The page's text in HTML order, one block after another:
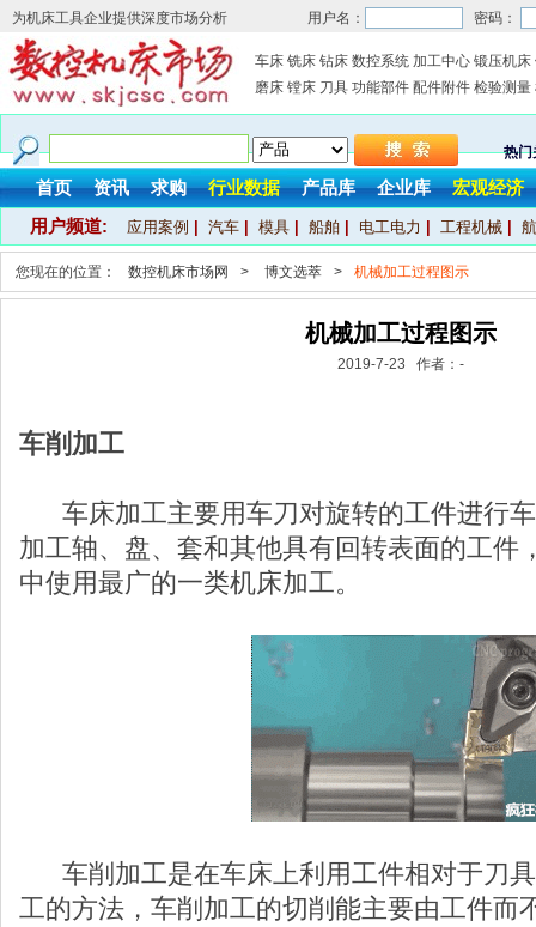
为机床工具企业提供深度市场分析 用户名： 密码：
车床 铣床 钻床 数控系统 加工中心 锻压机床
磨床 镗床 刀具 功能部件 配件附件 检验测量
热门
首页 资讯 求购 行业数据 产品库 企业库 宏观经济
用户频道: 应用案例 汽车 模具 船舶 电工电力 工程机械
您现在的位置： 数控机床市场网 > 博文选萃 > 机械加工过程图示
机械加工过程图示
2019-7-23 作者：-
车削加工
车床加工主要用车刀对旋转的工件进行
加工轴、盘、套和其他具有回转表面的工件
中使用最广的一类机床加工。
车削加工是在车床上利用工件相对于刀
工的方法，车削加工的切削能主要由工件而